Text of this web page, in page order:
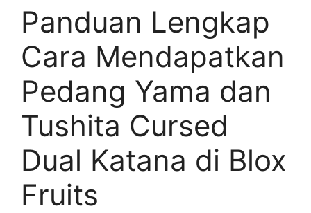
Panduan Lengkap
Cara Mendapatkan
Pedang Yama dan
Tushita Cursed
Dual Katana di Blox
Fruits